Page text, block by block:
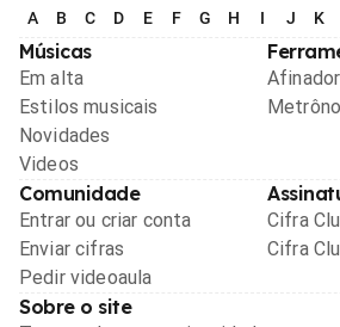
A B C D E F G H I J K
Músicas
Em alta
Estilos musicais
Novidades
Videos
Afinador
Comunidade
Entrar ou criar conta
Enviar cifras
Pedir videoaula
Cifra
Cifra
Sobre o site